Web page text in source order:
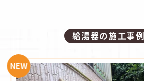
給湯器の施工事例
NEW